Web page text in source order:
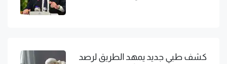
كشف طبي جديد يمهد الطريق لرصد